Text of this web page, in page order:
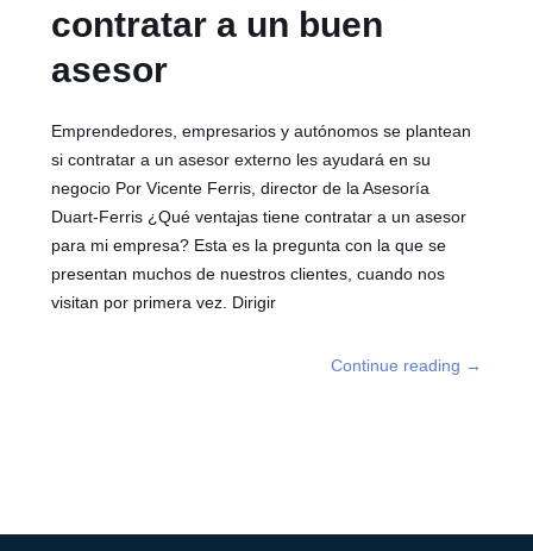
contratar a un buen
asesor
Emprendedores, empresarios y autónomos se plantean
si contratar a un asesor externo les ayudará en su
negocio Por Vicente Ferris, director de la Asesoría
Duart-Ferris ¿Qué ventajas tiene contratar a un asesor
para mi empresa? Esta es la pregunta con la que se
presentan muchos de nuestros clientes, cuando nos
visitan por primera vez. Dirigir
Continue reading →